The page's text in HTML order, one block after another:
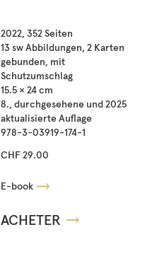
2022, 352 Seiten
13 sw Abbildungen, 2 Karten
gebunden, mit
Schutzumschlag
15.5 × 24 cm
8., durchgesehene und 2025
aktualisierte Auflage
978-3-03919-174-1
CHF 29.00
E-book
ACHETER